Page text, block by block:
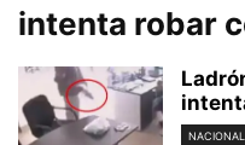
intenta robar
NACIONAL